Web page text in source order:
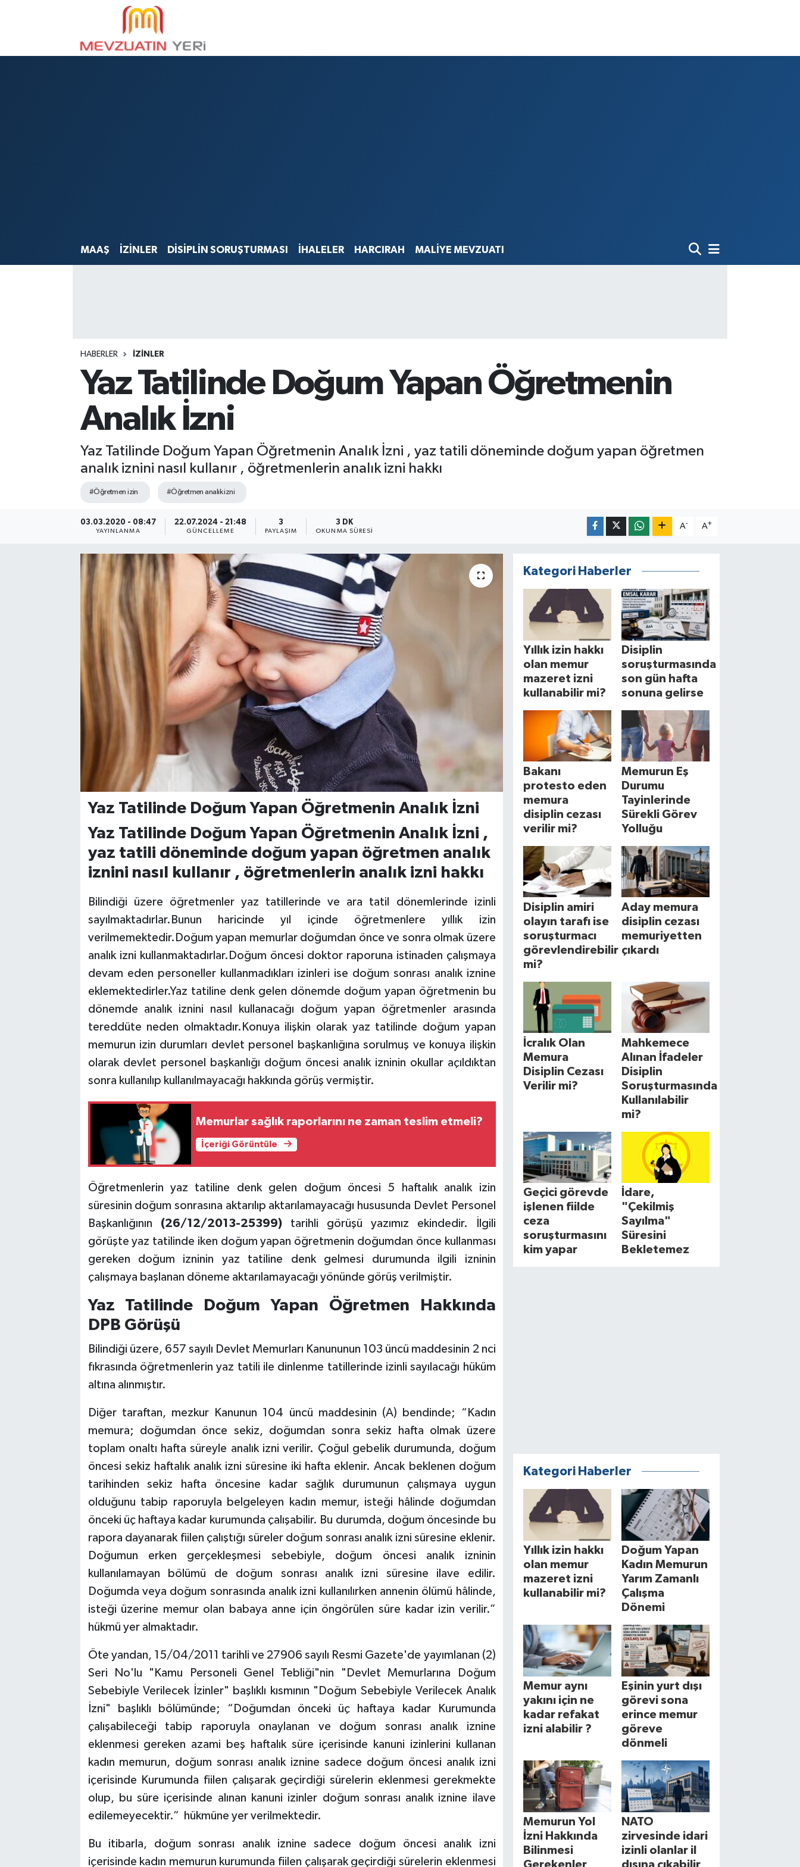
MAAŞ İZİNLER DİSİPLİN SORUŞTURMASI İHALELER HARCIRAH MALİYE MEVZUATI
HABERLER İZİNLER
Yaz Tatilinde Doğum Yapan Öğretmenin
Analık İzni
Yaz Tatilinde Doğum Yapan Öğretmenin Analık İzni , yaz tatili döneminde doğum yapan öğretmen
analık iznini nasıl kullanır , öğretmenlerin analık izni hakkı
#Öğretmen izin #Öğretmen analık izni
03.03.2020 - 08:47
YAYINLANMA
22.07.2024 - 21:48
GÜNCELLEME
3
PAYLAŞIM
3 DK
OKUNMA SÜRESI
A- A+
Yaz Tatilinde Doğum Yapan Öğretmenin Analık İzni
Yaz Tatilinde Doğum Yapan Öğretmenin Analık İzni ,
yaz tatili döneminde doğum yapan öğretmen analık
iznini nasıl kullanır , öğretmenlerin analık izni hakkı
Bilindiği üzere öğretmenler yaz tatillerinde ve ara tatil dönemlerinde izinli
sayılmaktadırlar.Bunun haricinde yıl içinde öğretmenlere yıllık izin
verilmemektedir.Doğum yapan memurlar doğumdan önce ve sonra olmak üzere
analık izni kullanmaktadırlar.Doğum öncesi doktor raporuna istinaden çalışmaya
devam eden personeller kullanmadıkları izinleri ise doğum sonrası analık iznine
eklemektedirler.Yaz tatiline denk gelen dönemde doğum yapan öğretmenin bu
dönemde analık iznini nasıl kullanacağı doğum yapan öğretmenler arasında
tereddüte neden olmaktadır.Konuya ilişkin olarak yaz tatilinde doğum yapan
memurun izin durumları devlet personel başkanlığına sorulmuş ve konuya ilişkin
olarak devlet personel başkanlığı doğum öncesi analık izninin okullar açıldıktan
sonra kullanılıp kullanılmayacağı hakkında görüş vermiştir.
Memurlar sağlık raporlarını ne zaman teslim etmeli?
İçeriği Görüntüle
Öğretmenlerin yaz tatiline denk gelen doğum öncesi 5 haftalık analık izin
süresinin doğum sonrasına aktarılıp aktarılamayacağı hususunda Devlet Personel
Başkanlığının (26/12/2013-25399) tarihli görüşü yazımız ekindedir. İlgili
görüşte yaz tatilinde iken doğum yapan öğretmenin doğumdan önce kullanması
gereken doğum izninin yaz tatiline denk gelmesi durumunda ilgili izninin
çalışmaya başlanan döneme aktarılamayacağı yönünde görüş verilmiştir.
Yaz Tatilinde Doğum Yapan Öğretmen Hakkında
DPB Görüşü
Bilindiği üzere, 657 sayılı Devlet Memurları Kanununun 103 üncü maddesinin 2 nci
fıkrasında öğretmenlerin yaz tatili ile dinlenme tatillerinde izinli sayılacağı hüküm
altına alınmıştır.
Diğer taraftan, mezkur Kanunun 104 üncü maddesinin (A) bendinde; “Kadın
memura; doğumdan önce sekiz, doğumdan sonra sekiz hafta olmak üzere
toplam onaltı hafta süreyle analık izni verilir. Çoğul gebelik durumunda, doğum
öncesi sekiz haftalık analık izni süresine iki hafta eklenir. Ancak beklenen doğum
tarihinden sekiz hafta öncesine kadar sağlık durumunun çalışmaya uygun
olduğunu tabip raporuyla belgeleyen kadın memur, isteği hâlinde doğumdan
önceki üç haftaya kadar kurumunda çalışabilir. Bu durumda, doğum öncesinde bu
rapora dayanarak fiilen çalıştığı süreler doğum sonrası analık izni süresine eklenir.
Doğumun erken gerçekleşmesi sebebiyle, doğum öncesi analık izninin
kullanılamayan bölümü de doğum sonrası analık izni süresine ilave edilir.
Doğumda veya doğum sonrasında analık izni kullanılırken annenin ölümü hâlinde,
isteği üzerine memur olan babaya anne için öngörülen süre kadar izin verilir.”
hükmü yer almaktadır.
Öte yandan, 15/04/2011 tarihli ve 27906 sayılı Resmi Gazete'de yayımlanan (2)
Seri No'lu "Kamu Personeli Genel Tebliği"nin "Devlet Memurlarına Doğum
Sebebiyle Verilecek İzinler" başlıklı kısmının "Doğum Sebebiyle Verilecek Analık
İzni" başlıklı bölümünde; “Doğumdan önceki üç haftaya kadar Kurumunda
çalışabileceği tabip raporuyla onaylanan ve doğum sonrası analık iznine
eklenmesi gereken azami beş haftalık süre içerisinde kanuni izinlerini kullanan
kadın memurun, doğum sonrası analık iznine sadece doğum öncesi analık izni
içerisinde Kurumunda fiilen çalışarak geçirdiği sürelerin eklenmesi gerekmekte
olup, bu süre içerisinde alınan kanuni izinler doğum sonrası analık iznine ilave
edilemeyecektir.” hükmüne yer verilmektedir.
Bu itibarla, doğum sonrası analık iznine sadece doğum öncesi analık izni
içerisinde kadın memurun kurumunda fiilen çalışarak geçirdiği sürelerin eklenmesi
Kategori Haberler
Yıllık izin hakkı
olan memur
mazeret izni
kullanabilir mi?
Disiplin
soruşturmasında
son gün hafta
sonuna gelirse
Bakanı
protesto eden
memura
disiplin cezası
verilir mi?
Memurun Eş
Durumu
Tayinlerinde
Sürekli Görev
Yolluğu
Disiplin amiri
olayın tarafı ise
soruşturmacı
görevlendirebilir
mi?
Aday memura
disiplin cezası
memuriyetten
çıkardı
İcralık Olan
Memura
Disiplin Cezası
Verilir mi?
Mahkemece
Alınan İfadeler
Disiplin
Soruşturmasında
Kullanılabilir
mi?
Geçici görevde
işlenen fiilde
ceza
soruşturmasını
kim yapar
İdare,
"Çekilmiş
Sayılma"
Süresini
Bekletemez
Kategori Haberler
Yıllık izin hakkı
olan memur
mazeret izni
kullanabilir mi?
Doğum Yapan
Kadın Memurun
Yarım Zamanlı
Çalışma
Dönemi
Memur aynı
yakını için ne
kadar refakat
izni alabilir ?
Eşinin yurt dışı
görevi sona
erince memur
göreve
dönmeli
Memurun Yol
İzni Hakkında
Bilinmesi
NATO
zirvesinde idari
izinli olanlar il